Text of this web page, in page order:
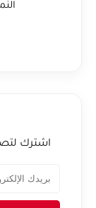
اشترك